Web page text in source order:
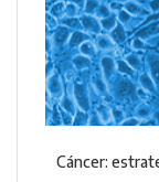
Cáncer: